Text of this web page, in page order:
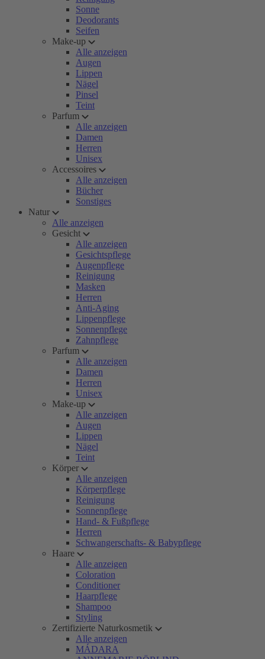
Sonne
Deodorants
Seifen
Make-up
Alle anzeigen
Augen
Lippen
Nägel
Pinsel
Teint
Parfum
Alle anzeigen
Damen
Herren
Unisex
Accessoires
Alle anzeigen
Bücher
Sonstiges
Natur
Alle anzeigen
Gesicht
Alle anzeigen
Gesichtspflege
Augenpflege
Reinigung
Masken
Herren
Anti-Aging
Lippenpflege
Sonnenpflege
Zahnpflege
Parfum
Alle anzeigen
Damen
Herren
Unisex
Make-up
Alle anzeigen
Augen
Lippen
Nägel
Teint
Körper
Alle anzeigen
Körperpflege
Reinigung
Sonnenpflege
Hand- & Fußpflege
Herren
Schwangerschafts- & Babypflege
Haare
Alle anzeigen
Coloration
Conditioner
Haarpflege
Shampoo
Styling
Zertifizierte Naturkosmetik
Alle anzeigen
MÁDARA